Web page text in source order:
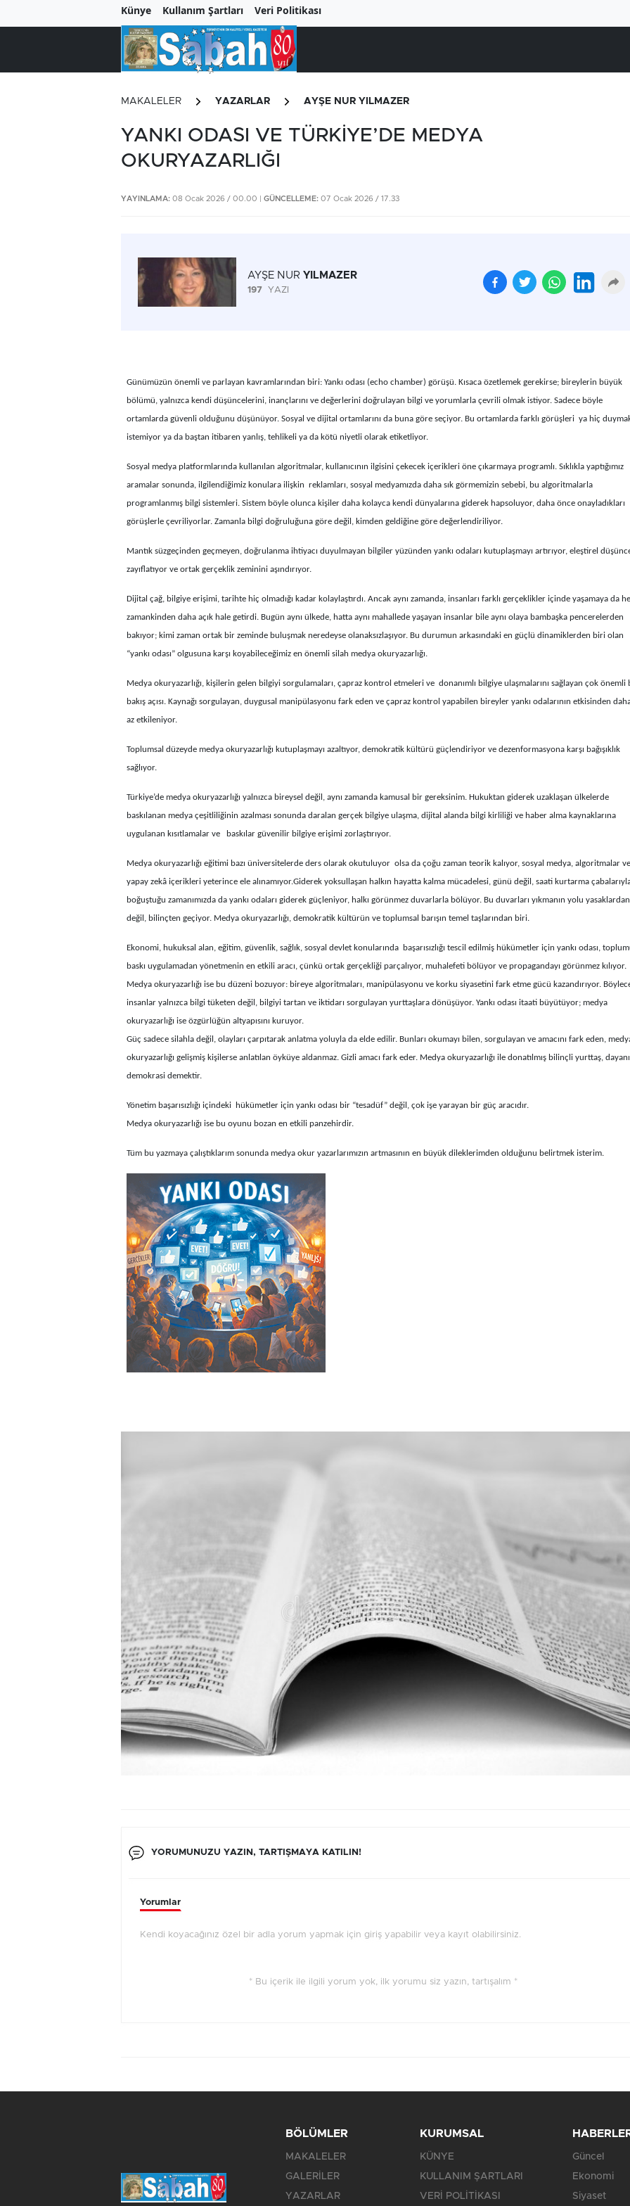
Künye Kullanım Şartları Veri Politikası
MAKALELER YAZARLAR AYŞE NUR YILMAZER
YANKI ODASI VE TÜRKİYE’DE MEDYA
OKURYAZARLIĞI
YAYINLAMA: 08 Ocak 2026 / 00.00 | GÜNCELLEME: 07 Ocak 2026 / 17.33
AYŞE NUR YILMAZER
197 YAZI
Günümüzün önemli ve parlayan kavramlarından biri: Yankı odası (echo chamber) görüşü. Kısaca özetlemek gerekirse; bireylerin büyük
bölümü, yalnızca kendi düşüncelerini, inançlarını ve değerlerini doğrulayan bilgi ve yorumlarla çevrili olmak istiyor. Sadece böyle
ortamlarda güvenli olduğunu düşünüyor. Sosyal ve dijital ortamlarını da buna göre seçiyor. Bu ortamlarda farklı görüşleri ya hiç
istemiyor ya da baştan itibaren yanlış, tehlikeli ya da kötü niyetli olarak etiketliyor.
Sosyal medya platformlarında kullanılan algoritmalar, kullanıcının ilgisini çekecek içerikleri öne çıkarmaya programlı. Sıklıkla yaptığımız
aramalar sonunda, ilgilendiğimiz konulara ilişkin reklamları, sosyal medyamızda daha sık görmemizin sebebi, bu algoritmalarla
programlanmış bilgi sistemleri. Sistem böyle olunca kişiler daha kolayca kendi dünyalarına giderek hapsoluyor, daha önce onayladıkları
görüşlerle çevriliyorlar. Zamanla bilgi doğruluğuna göre değil, kimden geldiğine göre değerlendiriliyor.
Mantık süzgeçinden geçmeyen, doğrulanma ihtiyacı duyulmayan bilgiler yüzünden yankı odaları kutuplaşmayı artırıyor, eleştirel
zayıflatıyor ve ortak gerçeklik zeminini aşındırıyor.
Dijital çağ, bilgiye erişimi, tarihte hiç olmadığı kadar kolaylaştırdı. Ancak aynı zamanda, insanları farklı gerçeklikler içinde yaşamaya da
zamankinden daha açık hale getirdi. Bugün aynı ülkede, hatta aynı mahallede yaşayan insanlar bile aynı olaya bambaşka pencerelerden
bakıyor; kimi zaman ortak bir zeminde buluşmak neredeyse olanaksızlaşıyor. Bu durumun arkasındaki en güçlü dinamiklerden biri olan
“yankı odası” olgusuna karşı koyabileceğimiz en önemli silah medya okuryazarlığı.
Medya okuryazarlığı, kişilerin gelen bilgiyi sorgulamaları, çapraz kontrol etmeleri ve donanımlı bilgiye ulaşmalarını sağlayan çok önemli
bakış açısı. Kaynağı sorgulayan, duygusal manipülasyonu fark eden ve çapraz kontrol yapabilen bireyler yankı odalarının etkisinden
az etkileniyor.
Toplumsal düzeyde medya okuryazarlığı kutuplaşmayı azaltıyor, demokratik kültürü güçlendiriyor ve dezenformasyona karşı bağışıklık
sağlıyor.
Türkiye’de medya okuryazarlığı yalnızca bireysel değil, aynı zamanda kamusal bir gereksinim. Hukuktan giderek uzaklaşan ülkelerde
baskılanan medya çeşitliliğinin azalması sonunda daralan gerçek bilgiye ulaşma, dijital alanda bilgi kirliliği ve haber alma kaynaklarına
uygulanan kısıtlamalar ve baskılar güvenilir bilgiye erişimi zorlaştırıyor.
Medya okuryazarlığı eğitimi bazı üniversitelerde ders olarak okutuluyor olsa da çoğu zaman teorik kalıyor, sosyal medya, algoritmalar ve
yapay zekâ içerikleri yeterince ele alınamıyor.Giderek yoksullaşan halkın hayatta kalma mücadelesi, günü değil, saati kurtarma
boğuştuğu zamanımızda da yankı odaları giderek güçleniyor, halkı görünmez duvarlarla bölüyor. Bu duvarları yıkmanın yolu yasaklardan
değil, bilinçten geçiyor. Medya okuryazarlığı, demokratik kültürün ve toplumsal barışın temel taşlarından biri.
Ekonomi, hukuksal alan, eğitim, güvenlik, sağlık, sosyal devlet konularında başarısızlığı tescil edilmiş hükümetler için yankı odası,
baskı uygulamadan yönetmenin en etkili aracı, çünkü ortak gerçekliği parçalıyor, muhalefeti bölüyor ve propagandayı görünmez kılıyor.
Medya okuryazarlığı ise bu düzeni bozuyor: bireye algoritmaları, manipülasyonu ve korku siyasetini fark etme gücü kazandırıyor.
insanlar yalnızca bilgi tüketen değil, bilgiyi tartan ve iktidarı sorgulayan yurttaşlara dönüşüyor. Yankı odası itaati büyütüyor; medya
okuryazarlığı ise özgürlüğün altyapısını kuruyor.
Güç sadece silahla değil, olayları çarpıtarak anlatma yoluyla da elde edilir. Bunları okumayı bilen, sorgulayan ve amacını fark eden,
okuryazarlığı gelişmiş kişilerse anlatılan öyküye aldanmaz. Gizli amacı fark eder. Medya okuryazarlığı ile donatılmış bilinçli yurttaş,
demokrasi demektir.
Yönetim başarısızlığı içindeki hükümetler için yankı odası bir “tesadüf” değil, çok işe yarayan bir güç aracıdır.
Medya okuryazarlığı ise bu oyunu bozan en etkili panzehirdir.
Tüm bu yazmaya çalıştıklarım sonunda medya okur yazarlarımızın artmasının en büyük dileklerimden olduğunu belirtmek isterim.
YORUMUNUZU YAZIN, TARTIŞMAYA KATILIN!
Yorumlar
Kendi koyacağınız özel bir adla yorum yapmak için giriş yapabilir veya kayıt olabilirsiniz.
* Bu içerik ile ilgili yorum yok, ilk yorumu siz yazın, tartışalım *
çiftçiyi üretimden
uzaklaştırıyor
BÖLÜMLER
MAKALELER
GALERİLER
YAZARLAR
KURUMSAL
KÜNYE
KULLANIM ŞARTLARI
VERİ POLİTİKASI
Güncel
Ekonomi
Siyaset